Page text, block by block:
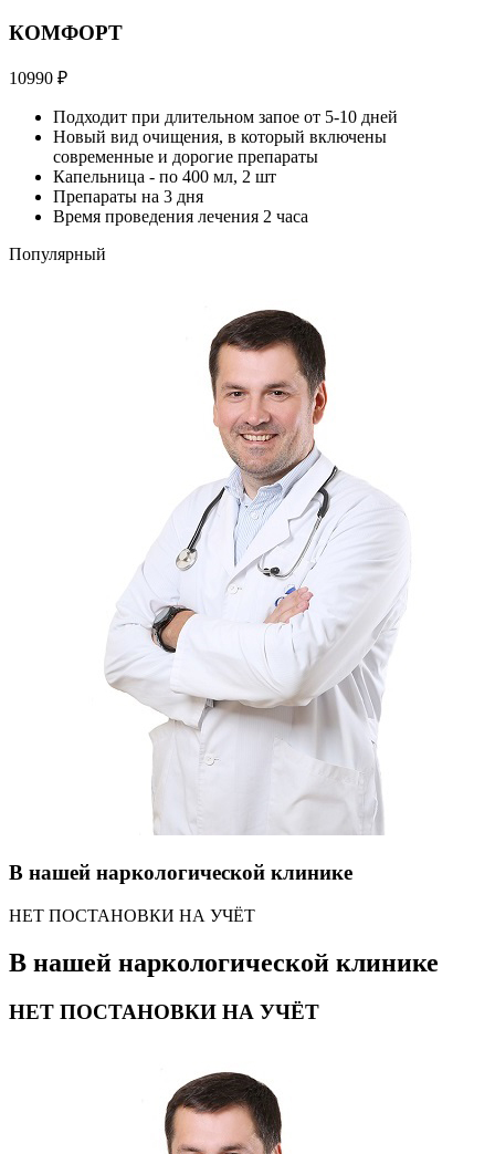
КОМФОРТ
10990 ₽
Подходит при длительном запое от 5-10 дней
Новый вид очищения, в который включены
современные и дорогие препараты
Капельница - по 400 мл, 2 шт
Препараты на 3 дня
Время проведения лечения 2 часа
Популярный
В нашей наркологической клинике
НЕТ ПОСТАНОВКИ НА УЧЁТ
В нашей наркологической клинике
НЕТ ПОСТАНОВКИ НА УЧЁТ